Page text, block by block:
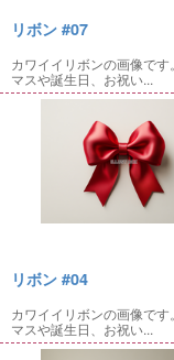
リボン #07
カワイイリボンの画像です
マスや誕生日、お祝い...
リボン #04
カワイイリボンの画像です
マスや誕生日、お祝い...